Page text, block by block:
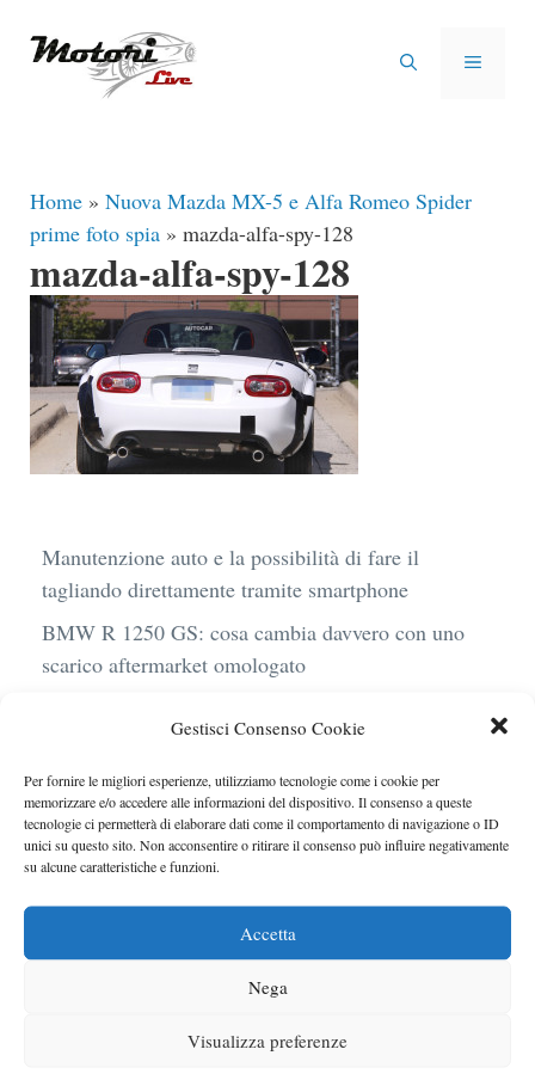
Gestisci Consenso Cookie
Per fornire le migliori esperienze, utilizziamo tecnologie come i cookie per
memorizzare e/o accedere alle informazioni del dispositivo. Il consenso a queste
tecnologie ci permetterà di elaborare dati come il comportamento di navigazione o ID
unici su questo sito. Non acconsentire o ritirare il consenso può influire negativamente
su alcune caratteristiche e funzioni.
Accetta
Nega
Visualizza preferenze
MENU
Home » Nuova Mazda MX-5 e Alfa Romeo Spider
prime foto spia » mazda-alfa-spy-128
mazda-alfa-spy-128
Manutenzione auto e la possibilità di fare il
tagliando direttamente tramite smartphone
BMW R 1250 GS: cosa cambia davvero con uno
scarico aftermarket omologato
sostenibile, stile, anche con noleggio a lungo
termine
Ufficiale l’arrivo degli stop lampeggianti
obbligatori in Italia